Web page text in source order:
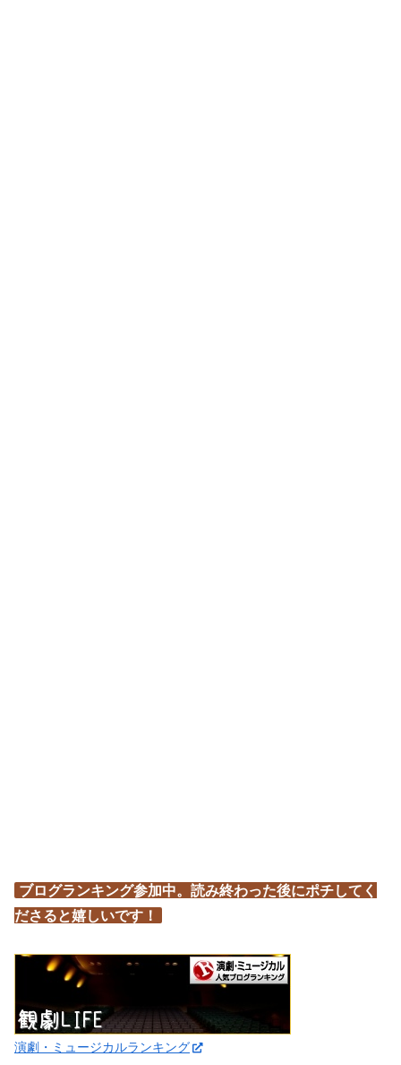
ブログランキング参加中。読み終わった後にポチしてく
ださると嬉しいです！
演劇・ミュージカルランキング